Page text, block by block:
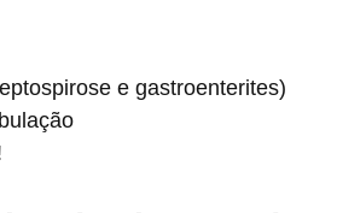
e gastroenterites)